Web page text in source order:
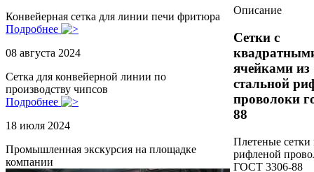
Конвейерная сетка для линии печи фритюра
Подробнее
08 августа 2024
Сетка для конвейерной линии по
производству чипсов
Подробнее
18 июля 2024
Промышленная экскурсия на площадке
компании
Описание
Сетки с
ячейками из
стальной
проволоки
88
Плетеные сетки
рифленой
ГОСТ 3306-88